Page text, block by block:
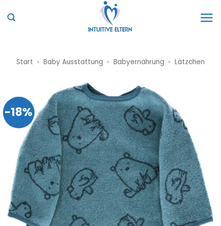
Inhalt
Start » Baby Ausstattung » Babyernährung » Lätzchen
-18%